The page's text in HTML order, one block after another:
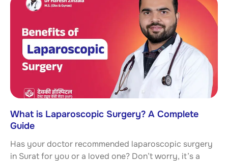
What is Laparoscopic Surgery? A Complete
Guide
Has your doctor recommended laparoscopic surgery
in Surat for you or a loved one? Don’t worry, it’s a